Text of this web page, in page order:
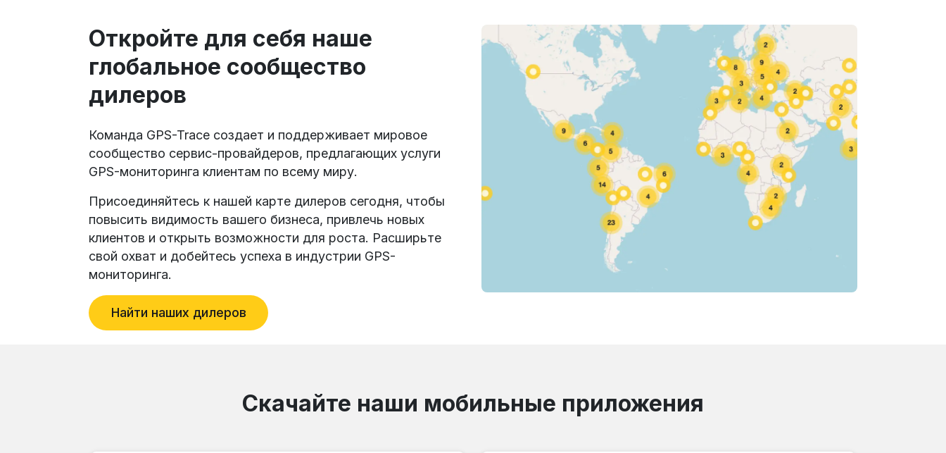
Откройте для себя наше
глобальное сообщество
дилеров
Команда GPS-Trace создает и поддерживает мировое
сообщество сервис-провайдеров, предлагающих услуги
GPS-мониторинга клиентам по всему миру.
Присоединяйтесь к нашей карте дилеров сегодня, чтобы
повысить видимость вашего бизнеса, привлечь новых
клиентов и открыть возможности для роста. Расширьте
свой охват и добейтесь успеха в индустрии GPS-
мониторинга.
Найти наших дилеров
Скачайте наши мобильные приложения